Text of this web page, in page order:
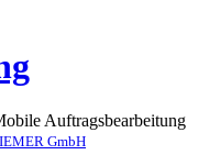
Auftragsbearbeitung
GmbH